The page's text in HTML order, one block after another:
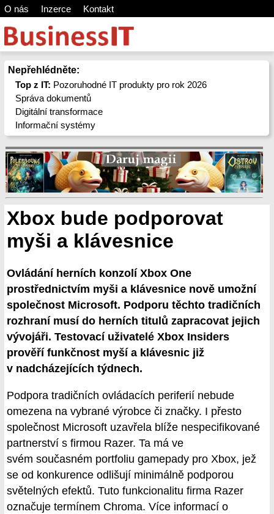
O nás Inzerce Kontakt
Nepřehlédněte:
Top z IT: Pozoruhodné IT produkty pro rok 2026
Správa dokumentů
Digitální transformace
Informační systémy
Xbox bude podporovat
myši a klávesnice
Ovládání herních konzolí Xbox One
prostřednictvím myši a klávesnice nově umožní
společnost Microsoft. Podporu těchto tradičních
rozhraní musí do herních titulů zapracovat jejich
vývojáři. Testovací uživatelé Xbox Insiders
prověří funkčnost myší a klávesnic již
v nadcházejících týdnech.
Podpora tradičních ovládacích periferií nebude
omezena na vybrané výrobce či značky. I přesto
společnost Microsoft uzavřela blíže nespecifikované
partnerství s firmou Razer. Ta má ve
svém současném portfoliu gamepady pro Xbox, jež
se od konkurence odlišují minimálně podporou
světelných efektů. Tuto funkcionalitu firma Razer
označuje termínem Chroma. Více informací o